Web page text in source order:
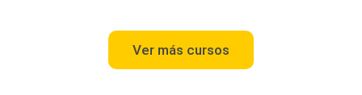
Ver más cursos